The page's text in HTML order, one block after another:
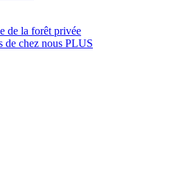
de la forêt privée
de chez nous PLUS